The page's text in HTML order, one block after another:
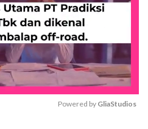
Powered by GliaStudios